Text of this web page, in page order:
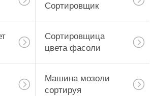
Сортировщик
Сортировщица
цвета фасоли
Машина мозоли
сортируя